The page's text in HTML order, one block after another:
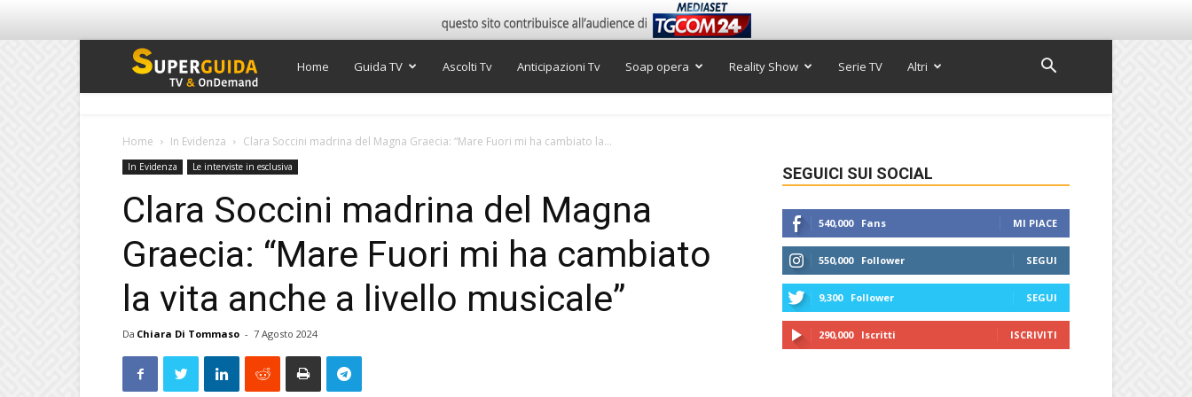
Super
TV
Home Guida TV Ascolti Tv Anticipazioni Tv Soap opera Reality Show Serie TV Altri
Home In Evidenza Clara Soccini madrina del Magna Graecia: “Mare Fuori mi ha cambiato la...
In Evidenza Le interviste in esclusiva
Clara Soccini madrina del Magna
Graecia: “Mare Fuori mi ha cambiato
la vita anche a livello musicale”
Da Chiara Di Tommaso - 7 Agosto 2024
SEGUICI SUI SOCIAL
540,000 Fans MI PIACE
550,000 Follower SEGUI
9,300 Follower SEGUI
290,000 Iscritti ISCRIVITI